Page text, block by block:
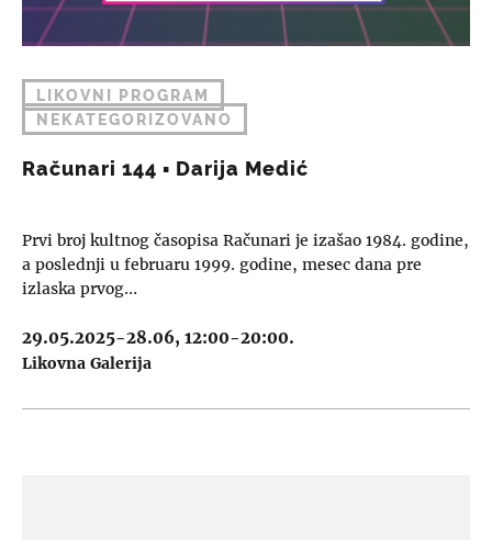
LIKOVNI PROGRAM
NEKATEGORIZOVANO
Računari 144 ▪︎ Darija Medić
Prvi broj kultnog časopisa Računari je izašao 1984. godine,
a poslednji u februaru 1999. godine, mesec dana pre
izlaska prvog…
29.05.2025-28.06, 12:00-20:00.
Likovna Galerija